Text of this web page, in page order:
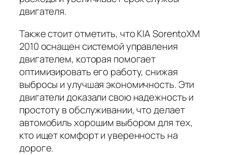
двигателя.
Также стоит отметить, что KIA SorentoXM
2010 оснащен системой управления
двигателем, которая помогает
оптимизировать его работу, снижая
выбросы и улучшая экономичность. Эти
двигатели доказали свою надежность и
простоту в обслуживании, что делает
автомобиль хорошим выбором для тех,
кто ищет комфорт и уверенность на
дороге.